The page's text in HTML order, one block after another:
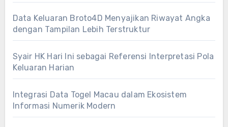
Data Keluaran Broto4D Menyajikan Riwayat Angka
dengan Tampilan Lebih Terstruktur
Syair HK Hari Ini sebagai Referensi Interpretasi Pola
Keluaran Harian
Integrasi Data Togel Macau dalam Ekosistem
Informasi Numerik Modern